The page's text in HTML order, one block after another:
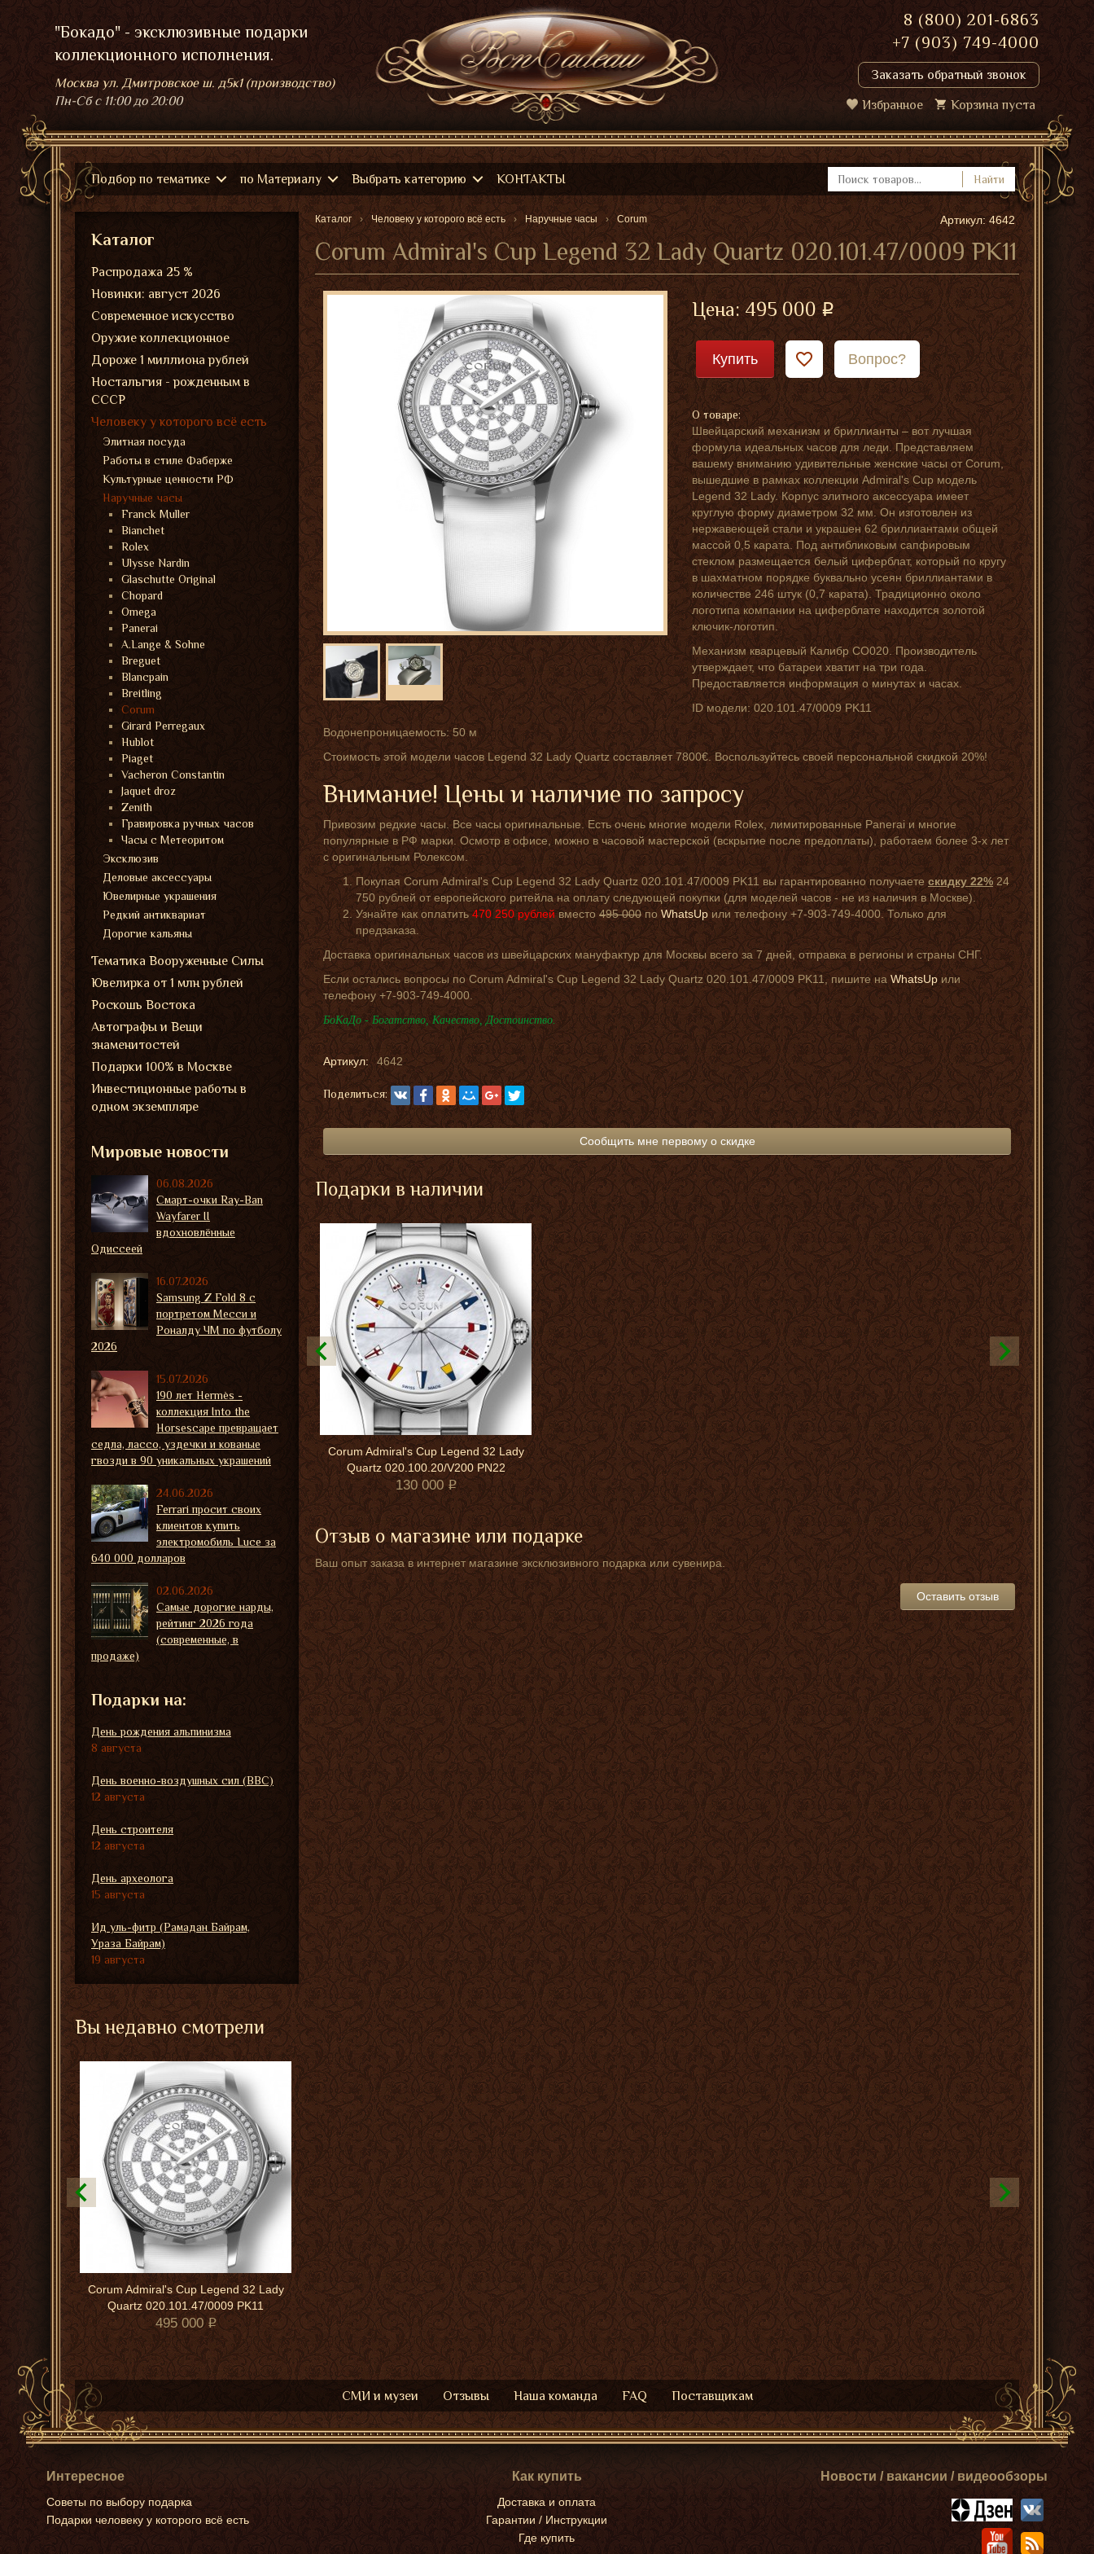
"Бокадо" - эксклюзивные подарки
коллекционного исполнения.
Москва ул. Дмитровское ш. д5к1 (производство)
Пн-Сбс 11:00 до 20:00
8 (800) 201-6863
+7 (903) 749-4000
Заказать обратный звонок
Избранное Корзина пуста
Подбор по тематике по Материалу Выбрать категорию КОНТАКТЫ Найти
Каталог Человеку у которого всё есть Наручные часы Corum
Corum Admiral's Cup Legend 32 Lady Quartz 020.101.47/0009 PK11
Артикул: 4642
Цена:495 000
Купить Вопрос?
О товаре:
Швейцарский механизм и бриллианты – вот лучшая
формула идеальных часов для леди. Представляем
вашему вниманию удивительные женские часы от Corum,
вышедшие в рамках коллекции Admiral's Cup модель
Legend 32 Lady. Корпус элитного аксессуара имеет
круглую форму диаметром 32 мм. Он изготовлен из
нержавеющей стали и украшен 62 бриллиантами общей
массой 0,5 карата. Под антибликовым сапфировым
стеклом размещается белый циферблат, который по кругу
в шахматном порядке буквально усеян бриллиантами в
количестве 246 штук (0,7 карата). Традиционно около
логотипа компании на циферблате находится золотой
ключик-логотип.
Механизм кварцевый Калибр CO020. Производитель
утверждает, что батареи хватит на три года.
Предоставляется информация о минутах и часах.
ID модели: 020.101.47/0009 PK11
Водонепроницаемость: 50 м
Стоимость этой модели часов Legend 32 Lady Quartz составляет 7800€. Воспользуйтесь своей персональной скидкой 20%!
Внимание! Цены и наличие по запросу
Привозим редкие часы. Все часы оригинальные. Есть очень многие модели Rolex, лимитированные Panerai и многие
популярные в РФ марки. Осмотр в офисе, можно в часовой мастерской (вскрытие после предоплаты), работаем более 3-х лет
с оригинальным Ролексом.
Покупая Corum Admiral's Cup Legend 32 Lady Quartz 020.101.47/0009 PK11 вы гарантированно получаете скидку 22%24
750 рублей от европейского ритейла на оплату следующей покупки (для моделей часов - не из наличия в Москве).
Узнайте как оплатить470 250 рублейвместо495 000по WhatsUp или телефону +7-903-749-4000. Только для
предзаказа.
Доставка оригинальных часов из швейцарских мануфактур для Москвы всего за 7 дней, отправка в регионы и страны СНГ.
Если остались вопросы по Corum Admiral's Cup Legend 32 Lady Quartz 020.101.47/0009 PK11, пишите наWhatsUpили
телефону +7-903-749-4000.
БоКаДо - Богатство, Качество, Достоинство.
Артикул: 4642
Поделиться:
Сообщить мне первому о скидке
Подарки в наличии
Corum Admiral's Cup Legend 32 Lady
Quartz 020.100.20/V200 PN22
130 000
Отзыв о магазине или подарке
Ваш опыт заказа в интернет магазине эксклюзивного подарка или сувенира.
Оставить отзыв
Каталог
Распродажа 25 %
Новинки: август 2026
Современное искусство
Оружие коллекционное
Дороже 1 миллиона рублей
Ностальгия - рожденным в
СССР
Человеку у которого всё есть
Элитная посуда
Работы в стиле Фаберже
Культурные ценности РФ
Наручные часы
Franck Muller
Bianchet
Rolex
Ulysse Nardin
Glaschutte Original
Chopard
Omega
Panerai
A.Lange & Sohne
Breguet
Blancpain
Breitling
Corum
Girard Perregaux
Hublot
Piaget
Vacheron Constantin
Jaquet droz
Zenith
Гравировка ручных часов
Часы с Метеоритом
Эксклюзив
Деловые аксессуары
Ювелирные украшения
Редкий антиквариат
Дорогие кальяны
Тематика Вооруженные Силы
Ювелирка от 1 млн рублей
Роскошь Востока
Автографы и Вещи
знаменитостей
Подарки 100% в Москве
Инвестиционные работы в
одном экземпляре
Мировые новости
06.08.2026
Смарт-очки Ray-Ban
Wayfarer II
вдохновлённые
Одиссеей
16.07.2026
Samsung Z Fold 8 с
портретом Месси и
Роналду ЧМ по футболу
2026
15.07.2026
190 лет Hermès -
коллекция Into the
Horsescape превращает
седла, лассо, уздечки и кованые
гвозди в 90 уникальных украшений
24.06.2026
Ferrari просит своих
клиентов купить
электромобиль Luce за
640 000 долларов
02.06.2026
Самые дорогие нарды,
рейтинг 2026 года
(современные, в
продаже)
Подарки на:
День рождения альпинизма
8 августа
День военно-воздушных сил (ВВС)
12 августа
День строителя
12 августа
День археолога
15 августа
Ид уль-фитр (Рамадан Байрам,
Ураза Байрам)
19 августа
Вы недавно смотрели
Corum Admiral's Cup Legend 32 Lady
Quartz 020.101.47/0009 PK11
495 000
СМИ и музеи Отзывы Наша команда FAQ Поставщикам
Интересное
Советы по выбору подарка
Подарки человеку у которого всё есть
Как купить
Доставка и оплата
Гарантии / Инструкции
Где купить
Новости / вакансии / видеообзоры